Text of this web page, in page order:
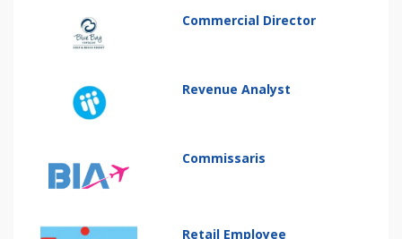
Commercial Director
Revenue Analyst
Commissaris
Retail Employee